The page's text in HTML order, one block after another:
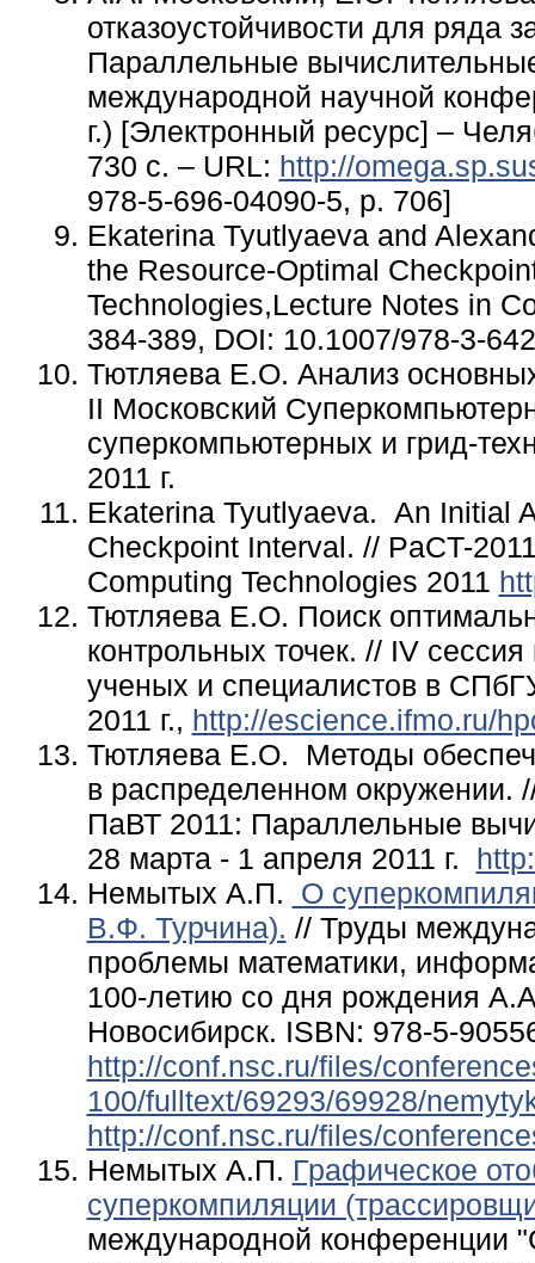
отказоустойчивости для ряда
Параллельные
международной научной
г.) [Электронный ресурс] –
730 с. – URL: http://
978-5-696-04090-5, p. 706]
Ekaterina Tyutlyaeva and
the Resource-Optimal
Technologies,Lecture Notes in
384-389, DOI: 10.1007/978-3-
Тютляева Е.О. Анализ
II Московский
суперкомпьютерных и грид-
2011 г.
Ekaterina Tyutlyaeva. An Initial
Checkpoint Interval. // PaCT-
Computing Technologies 2011
Тютляева Е.О. Поиск
контрольных точек. //IV сессия
ученых и специалистов в
2011 г., http://escience.ifmo.ru/
Тютляева Е.О.
Методы
в распределенном окружении.
ПаВТ 2011: Параллельные
28 марта - 1 апреля 2011 г.
Немытых А.П.
О
В.Ф. Турчина). // Труды
проблемы математики,
100-летию со дня рождения
Новосибирск. ISBN: 978-5-
http://conf.nsc.ru/files/
100/fulltext/69293/69928/
http://conf.nsc.ru/files/
Немытых А.П. Графическое
суперкомпиляции
международной конференции